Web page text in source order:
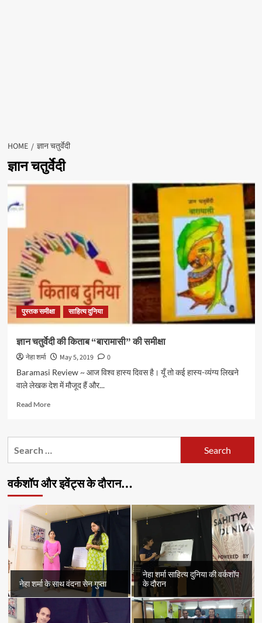
HOME ज्ञान चतुर्वेदी
ज्ञान चतुर्वेदी
पुस्तक समीक्षा साहित्य दुनिया
ज्ञान चतुर्वेदी की किताब “बारामासी” की समीक्षा
नेहा शर्मा May 5, 2019
0
Baramasi Review ~ आज विश्व हास्य दिवस है। यूँ तो कई हास्य-व्यंग्य लिखने
वाले लेखक देश में मौजूद हैं और...
Read MoreRead
ज्ञान
“बारामासी”
समीक्षा
वर्कशॉप और इवेंट्स के दौरान…
नेहा शर्मा के साथ वंदना सेन गुप्ता
नेहा शर्मा साहित्य दुनिया की वर्कशॉप
के दौरान